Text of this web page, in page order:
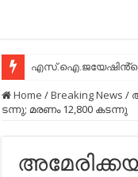
എസ്.ഐ.ജയേഷിൻ്റെ
Home /Breaking News /
ട​ന്നു; മരണം 12,800 കടന്നു